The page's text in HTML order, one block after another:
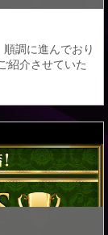
調に進んでおり
紹介させていた
したディティー
スポーティー
テップ＆リヤハ
ております。
期車両...